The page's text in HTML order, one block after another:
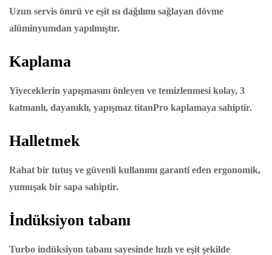
Uzun servis ömrü ve eşit ısı dağılımı sağlayan dövme
alüminyumdan yapılmıştır.
Kaplama
Yiyeceklerin yapışmasını önleyen ve temizlenmesi kolay, 3
katmanlı, dayanıklı, yapışmaz titanPro kaplamaya sahiptir.
Halletmek
Rahat bir tutuş ve güvenli kullanımı garanti eden ergonomik,
yumuşak bir sapa sahiptir.
İndüksiyon tabanı
Turbo indüksiyon tabanı sayesinde hızlı ve eşit şekilde